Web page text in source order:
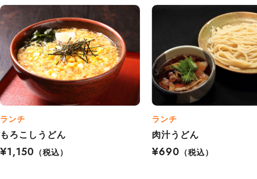
ランチ
もろこしうどん
¥1,150
（税込）
ランチ
肉汁うどん
¥690
（税込）